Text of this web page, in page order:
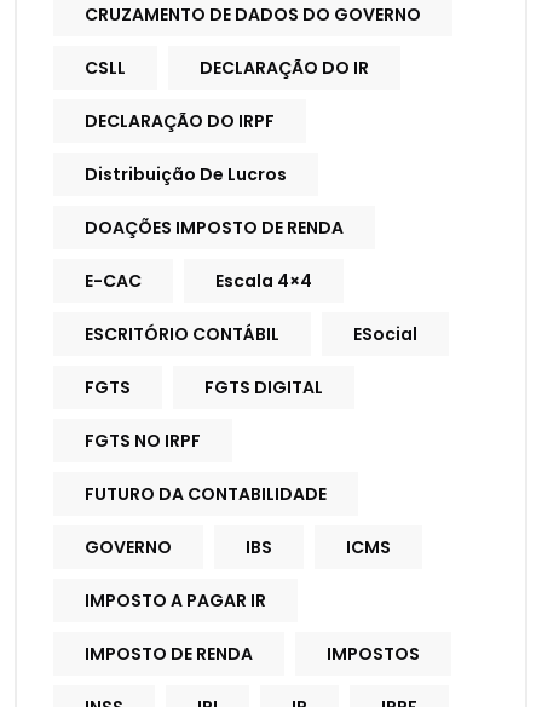
CRUZAMENTO DE DADOS DO GOVERNO
CSLL DECLARAÇÃO DO IR
DECLARAÇÃO DO IRPF
Distribuição De Lucros
DOAÇÕES IMPOSTO DE RENDA
E-CAC Escala 4×4
ESCRITÓRIO CONTÁBIL ESocial
FGTS FGTS DIGITAL
FGTS NO IRPF
FUTURO DA CONTABILIDADE
GOVERNO IBS ICMS
IMPOSTO A PAGAR IR
IMPOSTO DE RENDA IMPOSTOS